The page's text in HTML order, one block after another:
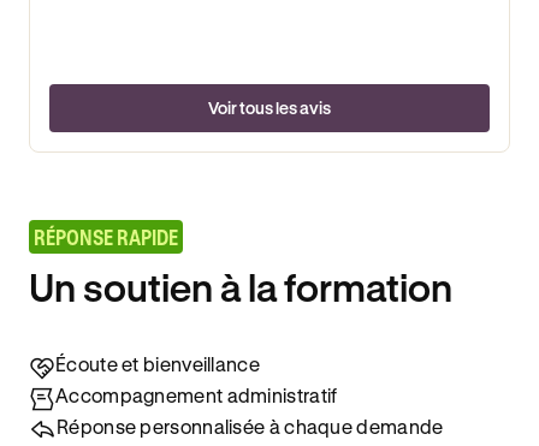
Voir tous les avis
RÉPONSE RAPIDE
Un soutien à la formation
Écoute et bienveillance
Accompagnement administratif
Réponse personnalisée à chaque demande